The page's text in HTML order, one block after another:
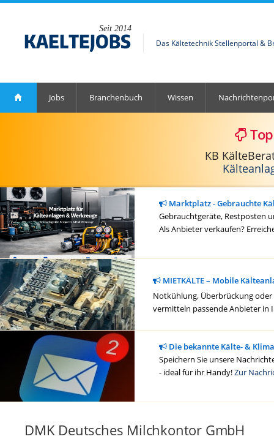
Seit 2014
Das Kältetechnik Stellenportal &
Jobs Branchenbuch Wissen
KB
Marktplatz - Gebrauchte
Gebrauchtgeräte, Restposten
Als Anbieter verkaufen?
MIETKÄLTE – Mobile
Notkühlung, Überbrückung
vermitteln passende Anbieter in
Die bekannte Kälte- &
Speichern Sie unsere
- ideal für ihr Handy!Zur
DMK Deutsches Milchkontor GmbH